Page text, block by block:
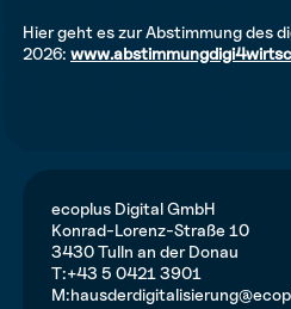
Hier geht es zur Abstimmung des
2026:
ecoplus Digital GmbH
Konrad-Lorenz-Straße 10
3430 Tulln an der Donau
T:+43 5 0421 3901
M: